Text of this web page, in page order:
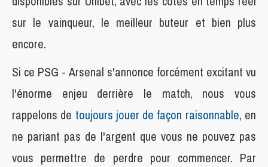
sur le vainqueur, le meilleur buteur et bien plus
encore.
Si ce PSG - Arsenal s'annonce forcément excitant vu
l'énorme enjeu derrière le match, nous vous
rappelons de toujours jouer de façon raisonnable, en
ne pariant pas de l'argent que vous ne pouvez pas
vous permettre de perdre pour commencer. Par